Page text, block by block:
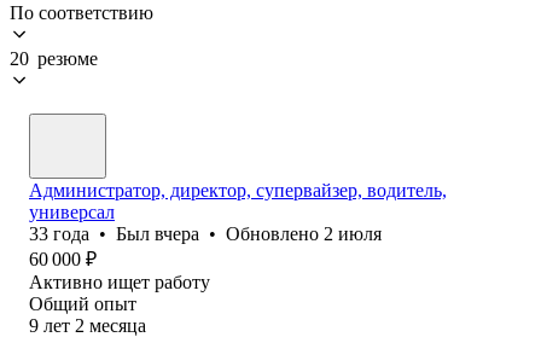
По соответствию
20 резюме
Администратор, директор, супервайзер, водитель,
универсал
33 года • Был вчера • Обновлено 2 июля
60 000 ₽
Активно ищет работу
Общий опыт
9 лет 2 месяца